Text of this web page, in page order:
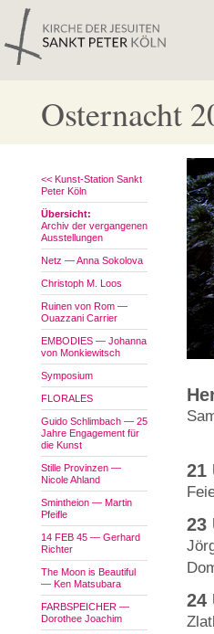
Osternacht
<< Kunst-Station Sankt
Peter Köln
Übersicht:
Archiv der vergangenen
Ausstellungen
Netz — Anna Sokolova
Christoph M. Loos
Ruinen von Rom —
Ouazzani Carrier
EMBODIES — Johanna
von Monkiewitsch
Symposium
FLORALES
Guido Schlimbach — 25
Jahre Engagement für
die Kunst
Stille Provinzen —
Nicole Ahland
Smintheion — Martin
Pfeifle
14 FEB 45 — Gerhard
Richter
The Moon is Beautiful
— Ken Matsubara
FARBSPEICHER —
Dorothee Joachim
21
23
24